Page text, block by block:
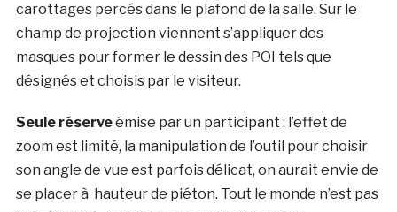
carottages percés dans le plafond de la salle. Sur le
champ de projection viennent s’appliquer des
masques pour former le dessin des POI tels que
désignés et choisis par le visiteur.
Seule réserveémise par un participant : l’effet de
zoom est limité, la manipulation de l’outil pour choisir
son angle de vue est parfois délicat, on aurait envie de
se placer à hauteur de piéton. Tout le monde n’est pas